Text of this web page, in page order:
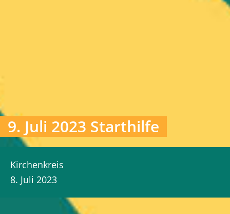
9. Juli 2023 Starthilfe
Kirchenkreis
8. Juli 2023